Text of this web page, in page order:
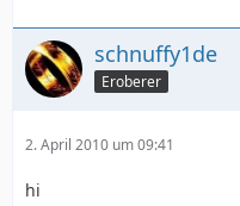
schnuffy1de
Eroberer
2. April 2010 um 09:41
hi